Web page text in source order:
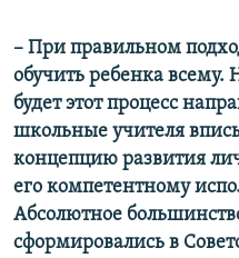
– При правильном
обучить ребенка всему.
будет этот процесс
школьные учителя
концепцию развития
его компетентному
Абсолютное
сформировались в